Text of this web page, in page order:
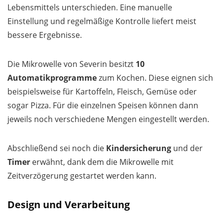
Lebensmittels unterschieden. Eine manuelle
Einstellung und regelmäßige Kontrolle liefert meist
bessere Ergebnisse.
Die Mikrowelle von Severin besitzt 10
Automatikprogrammezum Kochen. Diese eignen sich
beispielsweise für Kartoffeln, Fleisch, Gemüse oder
sogar Pizza. Für die einzelnen Speisen können dann
jeweils noch verschiedene Mengen eingestellt werden.
Abschließend sei noch die Kindersicherung und der
Timer erwähnt, dank dem die Mikrowelle mit
Zeitverzögerung gestartet werden kann.
Design und Verarbeitung